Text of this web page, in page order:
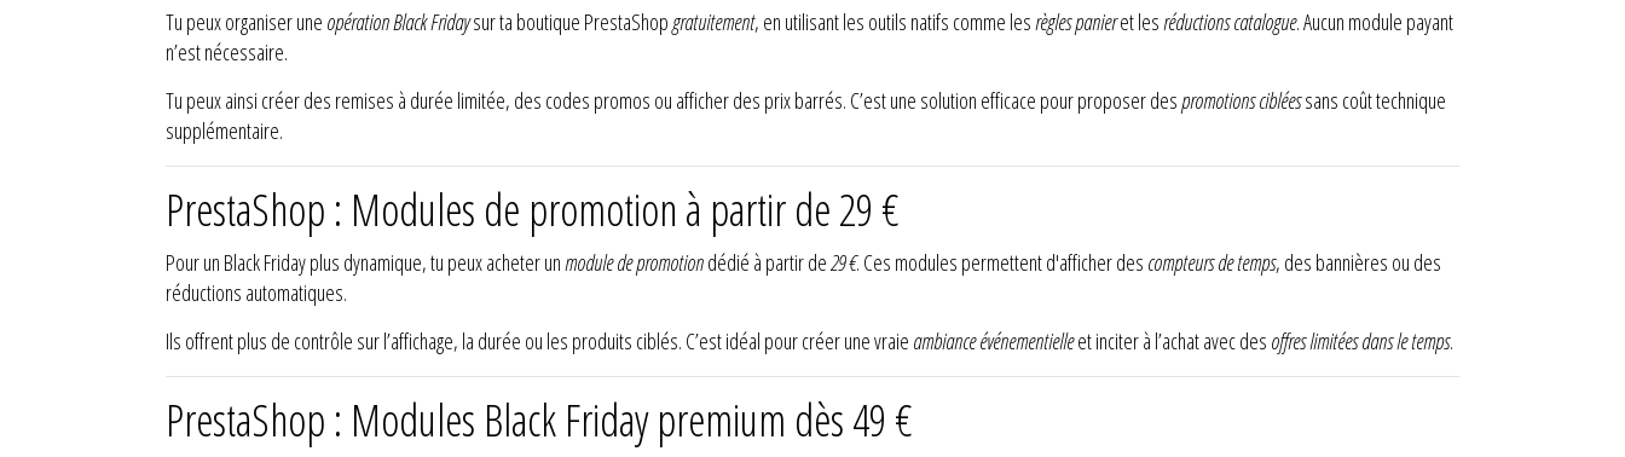
Tu peux organiser une opération Black Fridaysur ta boutique PrestaShopgratuitement, en utilisant les outils natifs comme lesrègles panieret lesréductions catalogue. Aucun module payant
n’est nécessaire.
Tu peux ainsi créer des remises à durée limitée, des codes promos ou afficher des prix barrés. C’est une solution efficace pour proposer despromotions cibléessans coût technique
supplémentaire.
PrestaShop : Modules de promotion à partir de 29 €
Pour un Black Friday plus dynamique, tu peux acheter unmodule de promotiondédié à partir de29 €. Ces modules permettent d'afficher des compteurs de temps, des bannières ou des
réductions automatiques.
Ils offrent plus de contrôle sur l’affichage, la durée ou les produits ciblés. C’est idéal pour créer une vraie ambiance événementielleet inciter à l’achat avec des offres limitées dans le temps.
PrestaShop : Modules Black Friday premium dès 49 €